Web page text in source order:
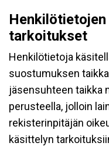
tarkoitukset
Henkilötietoja
suostumuksen
jäsensuhteen taikka
perusteella, jolloin
rekisterinpitäjän
käsittelyn